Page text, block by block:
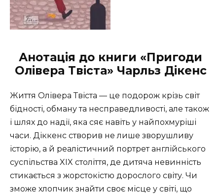
Анотація до книги «Пригоди
Олівера Твіста» Чарльз Дікенс
Життя Олівера Твіста — це подорож крізь світ
бідності, обману та несправедливості, але також
і шлях до надії, яка сяє навіть у найпохмуріші
часи. Діккенс створив не лише зворушливу
історію, а й реалістичний портрет англійського
суспільства XIX століття, де дитяча невинність
стикається з жорстокістю дорослого світу. Чи
зможе хлопчик знайти своє місце у світі, що